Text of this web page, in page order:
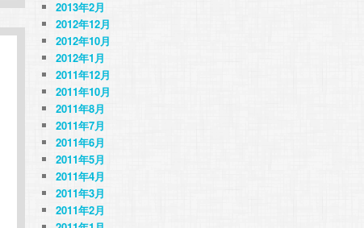
2013年2月
2012年12月
2012年10月
2012年1月
2011年12月
2011年10月
2011年8月
2011年7月
2011年6月
2011年5月
2011年4月
2011年3月
2011年2月